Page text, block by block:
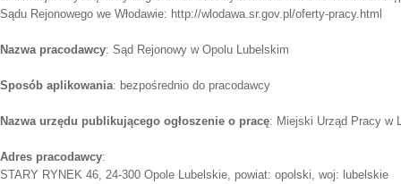
Sądu Rejonowego we Włodawie: http://wlodawa.sr.gov.pl/oferty-pracy.html
Nazwa pracodawcy: Sąd Rejonowy w Opolu Lubelskim
Sposób aplikowania: bezpośrednio do pracodawcy
Nazwa urzędu publikującego ogłoszenie o pracę: Miejski Urząd Pracy w
Adres pracodawcy:
STARY RYNEK 46, 24-300 Opole Lubelskie, powiat: opolski, woj: lubelskie